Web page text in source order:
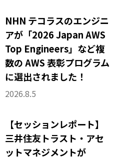
NHN テコラスのエンジニ
アが「2026 Japan AWS
Top Engineers」など複
数の AWS 表彰プログラム
に選出されました！
2026.8.5
【セッションレポート】
三井住友トラスト・アセ
ットマネジメントが